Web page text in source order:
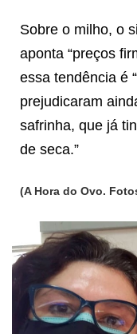
Sobre o milho, o
aponta “preços
essa tendência é
prejudicaram
safrinha, que já
de seca.”
(A Hora do Ovo.